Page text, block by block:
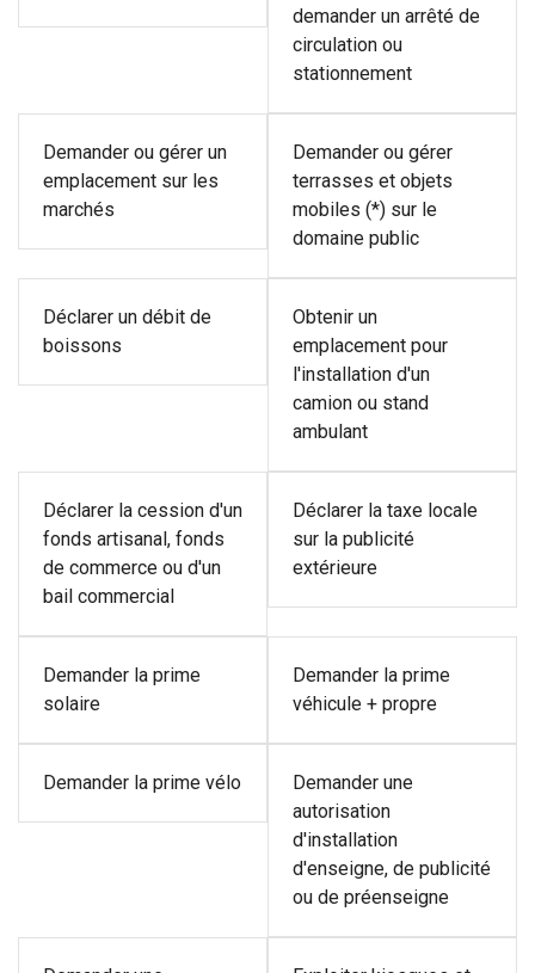
demander un arrêté de
circulation ou
stationnement
Demander ou gérer un
emplacement sur les
marchés
Demander ou gérer
terrasses et objets
mobiles (*) sur le
domaine public
Déclarer un débit de
boissons
Obtenir un
emplacement pour
l'installation d'un
camion ou stand
ambulant
Déclarer la cession d'un
fonds artisanal, fonds
de commerce ou d'un
bail commercial
Déclarer la taxe locale
sur la publicité
extérieure
Demander la prime
solaire
Demander la prime
véhicule + propre
Demander la prime vélo
Demander une
autorisation
d'installation
d'enseigne, de publicité
ou de préenseigne